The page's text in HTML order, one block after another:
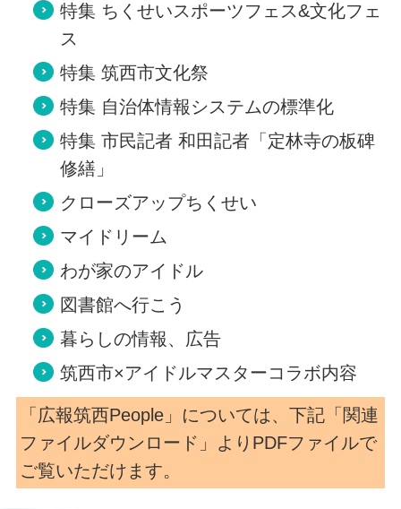
特集 ちくせいスポーツフェス&文化フェ
ス
特集 筑西市文化祭
特集 自治体情報システムの標準化
特集 市民記者 和田記者「定林寺の板碑
修繕」
クローズアップちくせい
マイドリーム
わが家のアイドル
図書館へ行こう
暮らしの情報、広告
筑西市×アイドルマスターコラボ内容
「広報筑西People」については、下記「関連
ファイルダウンロード」よりPDFファイルで
ご覧いただけます。